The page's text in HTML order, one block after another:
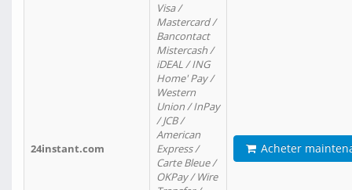
24instant.com
Visa /
Mastercard /
Bancontact
Mistercash /
iDEAL / ING
Home' Pay /
Western
Union / InPay
/ JCB /
American
Express /
Carte Bleue /
OKPay / Wire
Acheter